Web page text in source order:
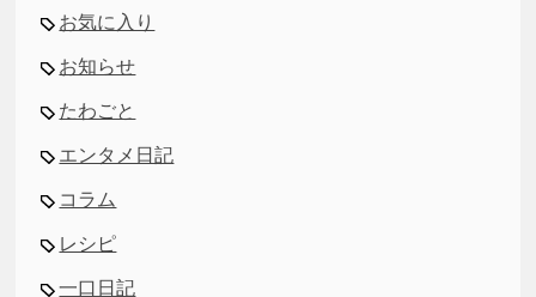
お気に入り
お知らせ
たわごと
エンタメ日記
コラム
レシピ
一口日記